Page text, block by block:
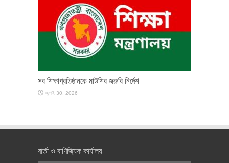
সব শিক্ষাপ্রতিষ্ঠানকে মাউশির জরুরি নির্দেশ
জুলাই 30, 2026
বার্তা ও বাণিজ্যিক কার্যালয়